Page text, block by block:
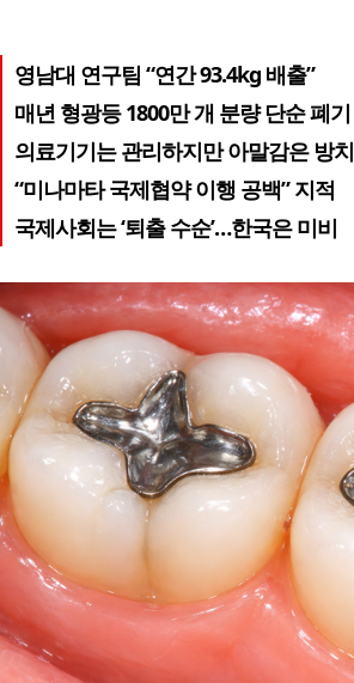
영남대 연구팀 “연간 93.4kg 배출”
매년 형광등 1800만 개 분량 단순 폐기
의료기기는 관리하지만 아말감은 방치
“미나마타 국제협약 이행 공백” 지적
국제사회는 ‘퇴출 수순’…한국은 미비